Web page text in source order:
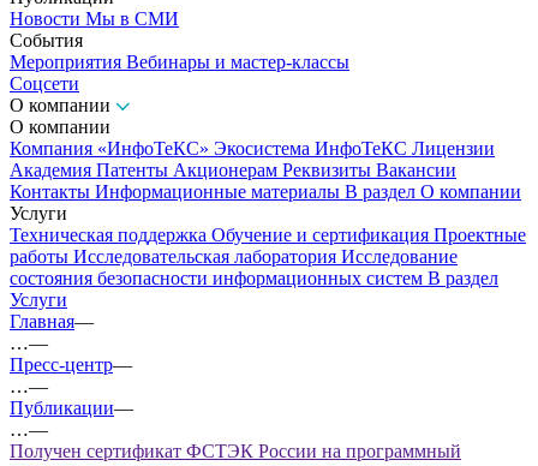
Новости Мы в СМИ
События
Мероприятия Вебинары и мастер-классы
Соцсети
О компании
О компании
Компания «ИнфоТеКС» Экосистема ИнфоТеКС Лицензии
Академия Патенты Акционерам Реквизиты Вакансии
Контакты Информационные материалы В раздел О компании
Услуги
Техническая поддержка Обучение и сертификация Проектные
работы Исследовательская лаборатория Исследование
состояния безопасности информационных систем В раздел
Услуги
Главная—
…—
Пресс-центр—
…—
Публикации—
…—
Получен сертификат ФСТЭК России на программный